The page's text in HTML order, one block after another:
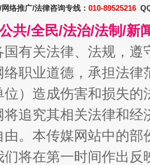
中谋全局
今
络推广/法律咨询专线： 010-89525216
共/全民/法治/法制/新
国有关法律、法规，
络职业道德，承担法
位）造成伤害和损失
将追究其相关法律和
由。本传媒网站中的
们将在第一时间作出